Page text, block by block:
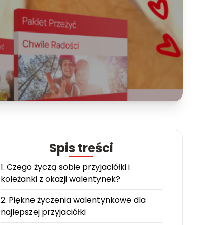
Spis treści
1. Czego życzą sobie przyjaciółki i
koleżanki z okazji walentynek?
2. Piękne życzenia walentynkowe dla
najlepszej przyjaciółki